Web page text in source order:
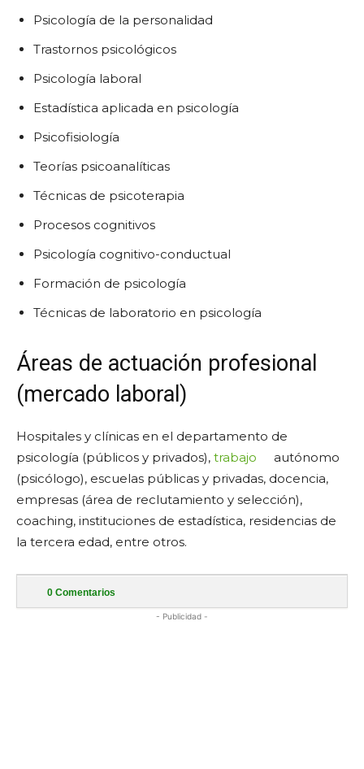
Psicología de la personalidad
Trastornos psicológicos
Psicología laboral
Estadística aplicada en psicología
Psicofisiología
Teorías psicoanalíticas
Técnicas de psicoterapia
Procesos cognitivos
Psicología cognitivo-conductual
Formación de psicología
Técnicas de laboratorio en psicología
Áreas de actuación profesional
(mercado laboral)
Hospitales y clínicas en el departamento de
psicología (públicos y privados), trabajo
autónomo
(psicólogo), escuelas públicas y privadas, docencia,
empresas (área de reclutamiento y selección),
coaching, instituciones de estadística, residencias de
la tercera edad, entre otros.
0 Comentarios
- Publicidad -